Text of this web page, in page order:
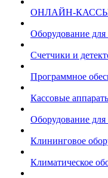
ОНЛАЙН-
Оборудование для
Счетчики и
Программное
Кассовые
Оборудование для
Клининговое
Климатическое